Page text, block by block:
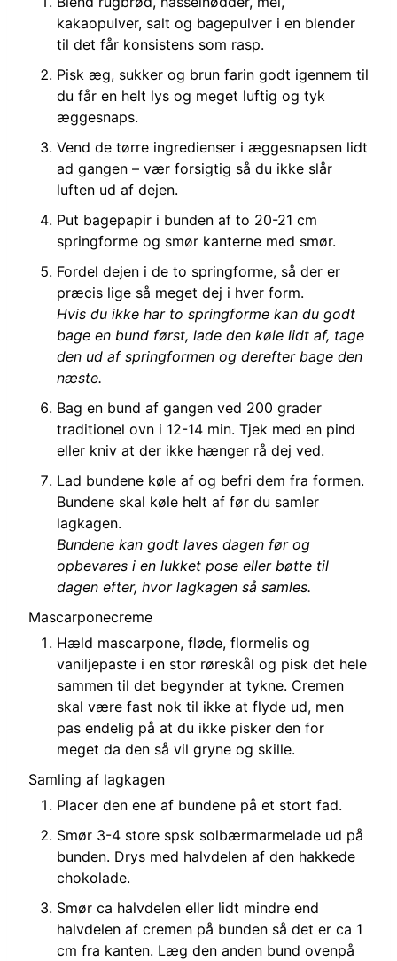
kakaopulver, salt og bagepulver i en blender
til det får konsistens som rasp.
Pisk æg, sukker og brun farin godt igennem til
du får en helt lys og meget luftig og tyk
æggesnaps.
Vend de tørre ingredienser i æggesnapsen lidt
ad gangen – vær forsigtig så du ikke slår
luften ud af dejen.
Put bagepapir i bunden af to 20-21 cm
springforme og smør kanterne med smør.
Fordel dejen i de to springforme, så der er
præcis lige så meget dej i hver form.
Hvis du ikke har to springforme kan du godt
bage en bund først, lade den køle lidt af, tage
den ud af springformen og derefter bage den
næste.
Bag en bund af gangen ved 200 grader
traditionel ovn i 12-14 min. Tjek med en pind
eller kniv at der ikke hænger rå dej ved.
Lad bundene køle af og befri dem fra formen.
Bundene skal køle helt af før du samler
lagkagen.
Bundene kan godt laves dagen før og
opbevares i en lukket pose eller bøtte til
dagen efter, hvor lagkagen så samles.
Mascarponecreme
Hæld mascarpone, fløde, flormelis og
vaniljepaste i en stor røreskål og pisk det hele
sammen til det begynder at tykne. Cremen
skal være fast nok til ikke at flyde ud, men
pas endelig på at du ikke pisker den for
meget da den så vil gryne og skille.
Samling af lagkagen
Placer den ene af bundene på et stort fad.
Smør 3-4 store spsk solbærmarmelade ud på
bunden. Drys med halvdelen af den hakkede
chokolade.
Smør ca halvdelen eller lidt mindre end
halvdelen af cremen på bunden så det er ca 1
cm fra kanten. Læg den anden bund ovenpå